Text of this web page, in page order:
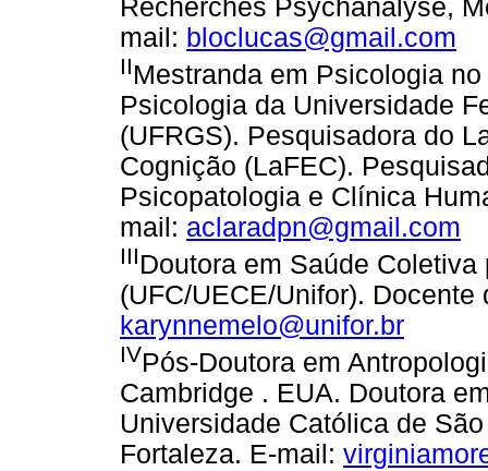
Recherches Psychanalyse,
mail: bloclucas@gmail.com
IIMestranda em Psicologia
Psicologia da Universidade
(UFRGS). Pesquisadora do
Cognição (LaFEC).
Psicopatologia e Clínica
mail: aclaradpn@gmail.com
IIIDoutora em Saúde
(UFC/UECE/Unifor).
karynnemelo@unifor.br
IVPós-Doutora em
Cambridge . EUA. Doutora
Universidade Católica de
Fortaleza. E-mail: